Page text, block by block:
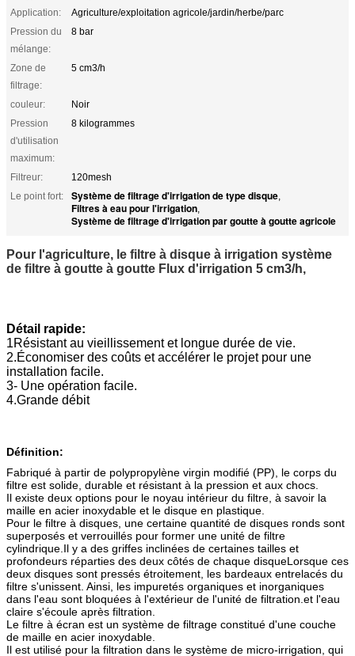
Application:
Agriculture/exploitation agricole/jardin/herbe/parc
Pression du
mélange:
8 bar
Zone de
filtrage:
5 cm3/h
couleur:
Noir
Pression
d'utilisation
maximum:
8 kilogrammes
Filtreur:
120mesh
Le point fort:
Système de filtrage d'irrigation de type disque,
Filtres à eau pour l'irrigation,
Système de filtrage d'irrigation par goutte à goutte agricole
Pour l'agriculture, le filtre à disque à irrigation système
de filtre à goutte à goutte Flux d'irrigation 5 cm3/h,
Détail rapide:
1Résistant au vieillissement et longue durée de vie.
2.Économiser des coûts et accélérer le projet pour une
installation facile.
3- Une opération facile.
4.Grande débit
Définition:
Fabriqué à partir de polypropylène virgin modifié (PP), le corps du
filtre est solide, durable et résistant à la pression et aux chocs.
Il existe deux options pour le noyau intérieur du filtre, à savoir la
maille en acier inoxydable et le disque en plastique.
Pour le filtre à disques, une certaine quantité de disques ronds sont
superposés et verrouillés pour former une unité de filtre
cylindrique.Il y a des griffes inclinées de certaines tailles et
profondeurs réparties des deux côtés de chaque disqueLorsque ces
deux disques sont pressés étroitement, les bardeaux entrelacés du
filtre s'unissent. Ainsi, les impuretés organiques et inorganiques
dans l'eau sont bloquées à l'extérieur de l'unité de filtration.et l'eau
claire s'écoule après filtration.
Le filtre à écran est un système de filtrage constitué d'une couche
de maille en acier inoxydable.
Il est utilisé pour la filtration dans le système de micro-irrigation, qui